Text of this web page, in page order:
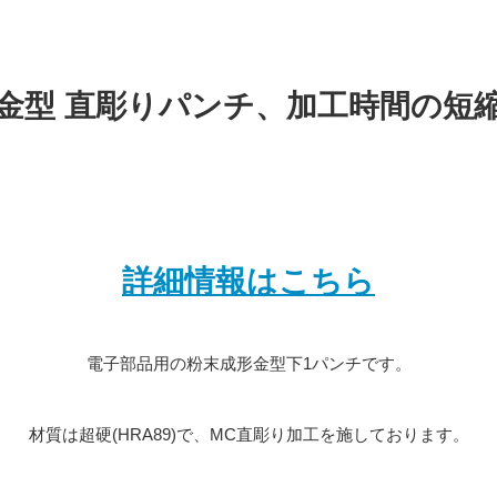
型 直彫りパンチ、加工時間の短
詳細情報はこちら
電子部品用の粉末成形金型下1パンチです。
材質は超硬(HRA89)で、MC直彫り加工を施しております。